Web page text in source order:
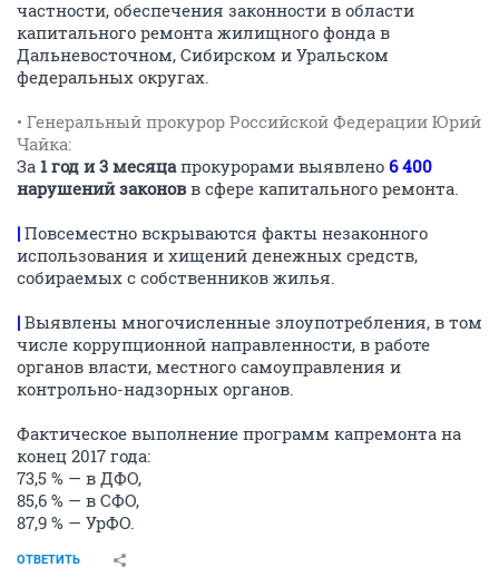
частности, обеспечения законности в области
капитального ремонта жилищного фонда в
Дальневосточном, Сибирском и Уральском
федеральных округах.
• Генеральный прокурор Российской Федерации Юрий
Чайка:
За 1 год и 3 месяцапрокурорами выявлено 6 400
нарушений законовв сфере капитального ремонта.
| Повсеместно вскрываются факты незаконного
использования и хищений денежных средств,
собираемых с собственников жилья.
| Выявлены многочисленные злоупотребления, в том
числе коррупционной направленности, в работе
органов власти, местного самоуправления и
контрольно-надзорных органов.
Фактическое выполнение программ капремонта на
конец 2017 года:
73,5 % — в ДФО,
85,6 % — в СФО,
87,9 % — УрФО.
ОТВЕТИТЬ